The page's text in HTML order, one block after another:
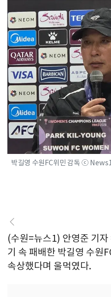
박길영 수원FC위민 감독 ⓒ
(수원=뉴스1) 안영준 기자
기 속 패배한 박길영 수원
속상했다며 울먹였다.